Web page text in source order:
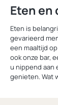
Eten en
Eten is
gevarieerd
een maaltijd
ook onze bar,
u nippend aan
genieten. Wat